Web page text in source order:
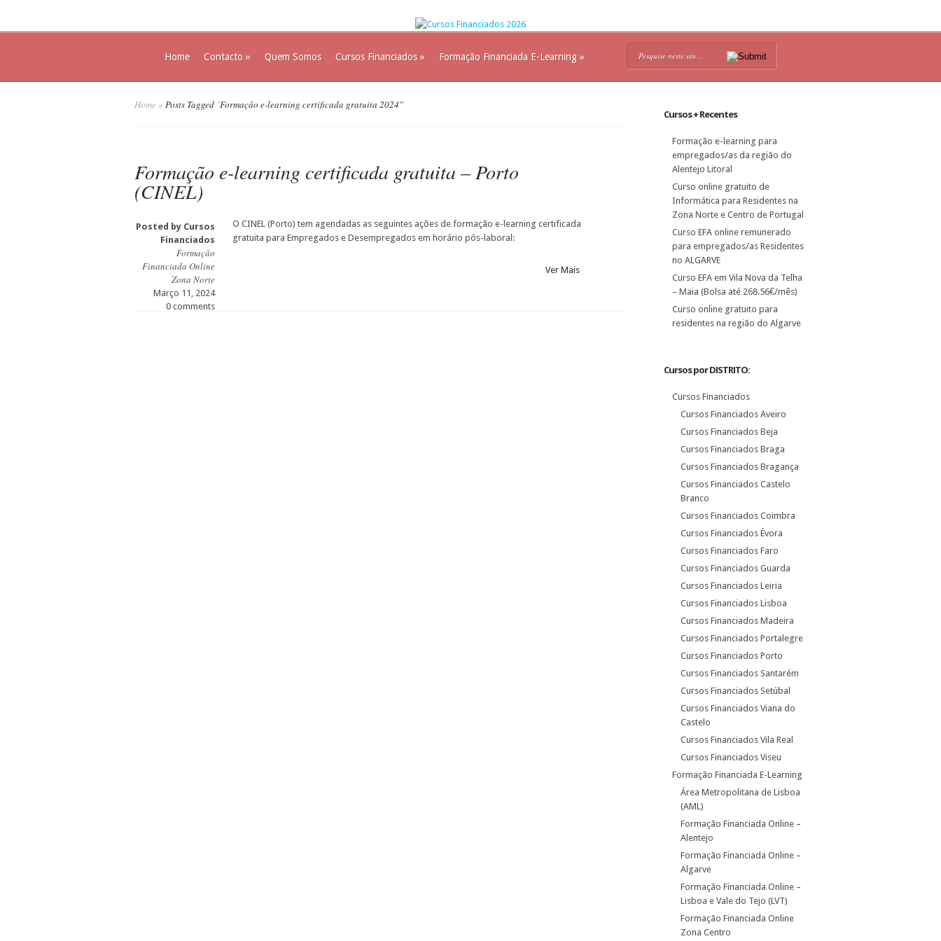
Home Contacto » Quem Somos Cursos Financiados» Formação Financiada E-Learning »
Home » Posts Tagged "Formação e-learning certificada gratuita 2024"
Formação e-learning certificada gratuita – Porto
(CINEL)
Posted by Cursos
Financiados
Formação
Financiada Online
Zona Norte
Março 11, 2024
0 comments
O CINEL (Porto) tem agendadas as seguintes ações de formação e-learning certificada
gratuita para Empregados e Desempregados em horário pós-laboral:
Ver Mais
Cursos + Recentes
Formação e-learning para
empregados/as da região do
Alentejo Litoral
Curso online gratuito de
Informática para Residentes na
Zona Norte e Centro de Portugal
Curso EFA online remunerado
para empregados/as Residentes
no ALGARVE
Curso EFA em Vila Nova da Telha
– Maia (Bolsa até 268.56€/mês)
Curso online gratuito para
residentes na região do Algarve
Cursos por DISTRITO:
Cursos Financiados
Cursos Financiados Aveiro
Cursos Financiados Beja
Cursos Financiados Braga
Cursos Financiados Bragança
Cursos Financiados Castelo
Branco
Cursos Financiados Coimbra
Cursos Financiados Évora
Cursos Financiados Faro
Cursos Financiados Guarda
Cursos Financiados Leiria
Cursos Financiados Lisboa
Cursos Financiados Madeira
Cursos Financiados Portalegre
Cursos Financiados Porto
Cursos Financiados Santarém
Cursos Financiados Setúbal
Cursos Financiados Viana do
Castelo
Cursos Financiados Vila Real
Cursos Financiados Viseu
Formação Financiada E-Learning
Área Metropolitana de Lisboa
(AML)
Formação Financiada Online –
Alentejo
Formação Financiada Online –
Algarve
Formação Financiada Online –
Lisboa e Vale do Tejo (LVT)
Formação Financiada Online
Zona Centro